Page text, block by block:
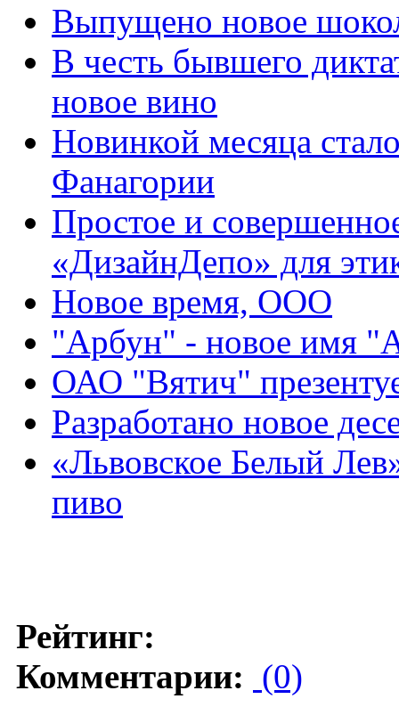
Выпущено новое
В честь бывшего
новое вино
Новинкой месяца
Фанагории
Простое и
«ДизайнДепо» для
Новое время, ООО
"Арбун" - новое имя
ОАО "Вятич"
Разработано новое
«Львовское Белый
пиво
Рейтинг:
Комментарии: (0)